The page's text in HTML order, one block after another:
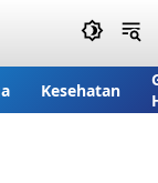
Kesehatan